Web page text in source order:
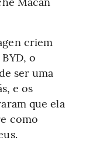
criem
o
ser uma
e os
que ela
como